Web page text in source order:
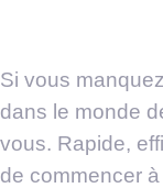
Si vous
dans le monde
vous. Rapide,
de commencer